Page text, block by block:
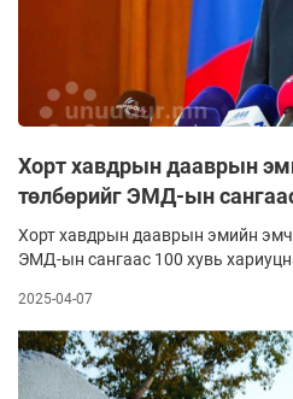
Хорт хавдрын дааврын
төлбөрийг ЭМД-ын
Хорт хавдрын дааврын эмийн
ЭМД-ын сангаас 100 хувь
2025-04-07